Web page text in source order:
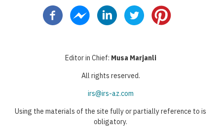
kullanılan
Editor in Chief: Musa Marjanli
All rights reserved.
irs@irs-az.com
Using the materials of the site fully or partially reference to is
obligatory.